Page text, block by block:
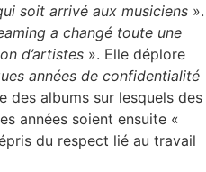
soit arrivé aux musiciens ».
a changé toute une
d’artistes ». Elle déplore
années de confidentialité
des albums sur lesquels des
années soient ensuite «
du respect lié au travail